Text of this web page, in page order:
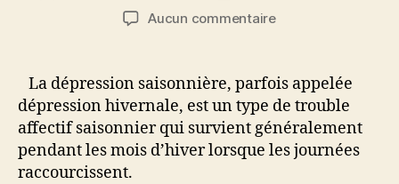
Aucun commentairesur
saisonnière
La dépression saisonnière, parfois appelée
dépression hivernale, est un type de trouble
affectif saisonnier qui survient généralement
pendant les mois d’hiver lorsque les journées
raccourcissent.